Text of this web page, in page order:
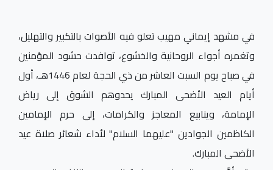
في مشهد إيماني مهيب تعلو فيه الأصوات بالتكبير والتهليل،
وتغمره أجواء الروحانية والخشوع، توافدت حشود المؤمنين
في صباح يوم السبت العاشر من ذي الحجة لعام 1446هـ، أول
أيام العيد الأضحى المبارك يحدوهم الشوق إلى رياض
الإمامة، وينابيع المعاجز والكرامات، إلى حرم الإمامين
الكاظمين الجوادين "عليهما السلام" لأداء شعائر صلاة عيد
الأضحى المبارك.